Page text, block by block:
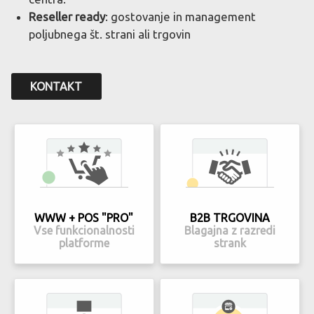
Reseller ready: gostovanje in management
poljubnega št. strani ali trgovin
KONTAKT
WWW + POS "PRO"
Vse funkcionalnosti
platforme
B2B TRGOVINA
Blagajna z razredi
strank